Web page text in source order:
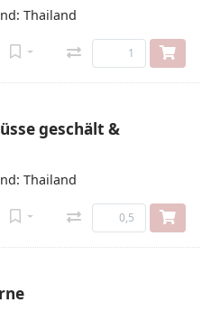
Thailand
geschält &
Thailand